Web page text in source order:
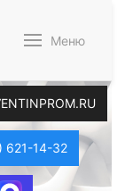
Меню
621-14-32